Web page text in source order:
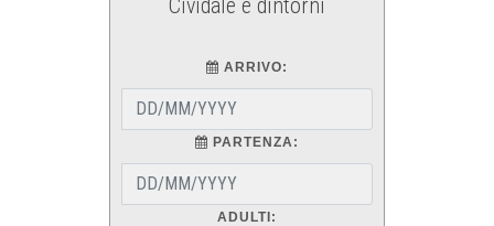
Cividale e dintorni
ARRIVO:
PARTENZA:
ADULTI: